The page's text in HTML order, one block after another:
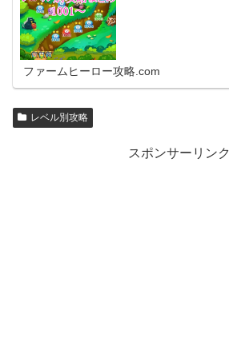
ファームヒーロー攻略.com
レベル別攻略
スポンサーリンク